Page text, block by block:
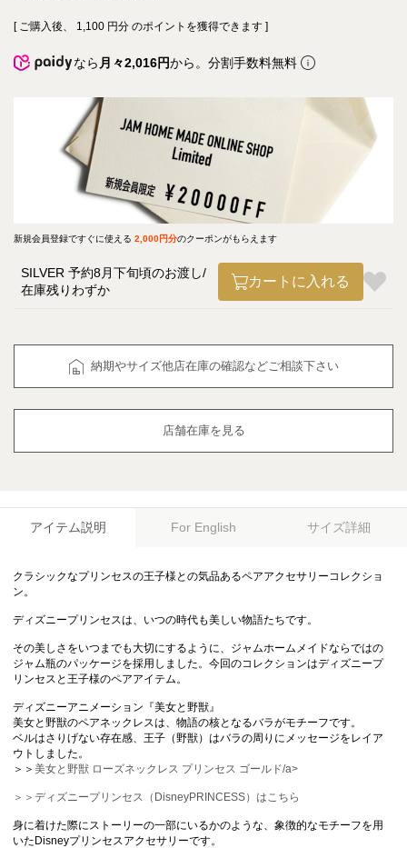
[ ご購入後、 1,100 円分 のポイントを獲得できます ]
なら 月々2,016円から。分割手数料無料
新規会員登録ですぐに使える 2,000円分のクーポンがもらえます
SILVER 予約8月下旬頃のお渡し
在庫残りわずか
カートに入れる
納期やサイズ他店在庫の確認などご相談下さい
店舗在庫を見る
アイテム説明 For English サイズ詳細
クラシックなプリンセスの王子様との気品あるペアアクセサリーコレクショ
ン。
ディズニープリンセスは、いつの時代も美しい物語たちです。
その美しさをいつまでも大切にするように、ジャムホームメイドならではの
ジャム瓶のパッケージを採用しました。今回のコレクションはディズニープ
リンセスと王子様のペアアイテム。
ディズニーアニメーション『美女と野獣』
美女と野獣のペアネックレスは、物語の核となるバラがモチーフです。
ベルはさりげない存在感、王子（野獣）はバラの周りにメッセージをレイア
ウトしました。
＞＞美女と野獣 ローズネックレス プリンセス ゴールド/a>
＞＞ディズニープリンセス（DisneyPRINCESS）はこちら
身に着けた際にストーリーの一部にいるかのような、象徴的なモチーフを用
いたDisneyプリンセスアクセサリーです。